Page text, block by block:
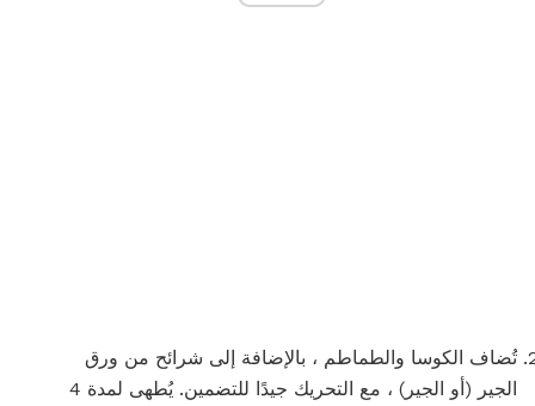
تُضاف الكوسا والطماطم ، بالإضافة إلى شرائح من ورق
الجير (أو الجير) ، مع التحريك جيدًا للتضمين. يُطهى لمدة 4